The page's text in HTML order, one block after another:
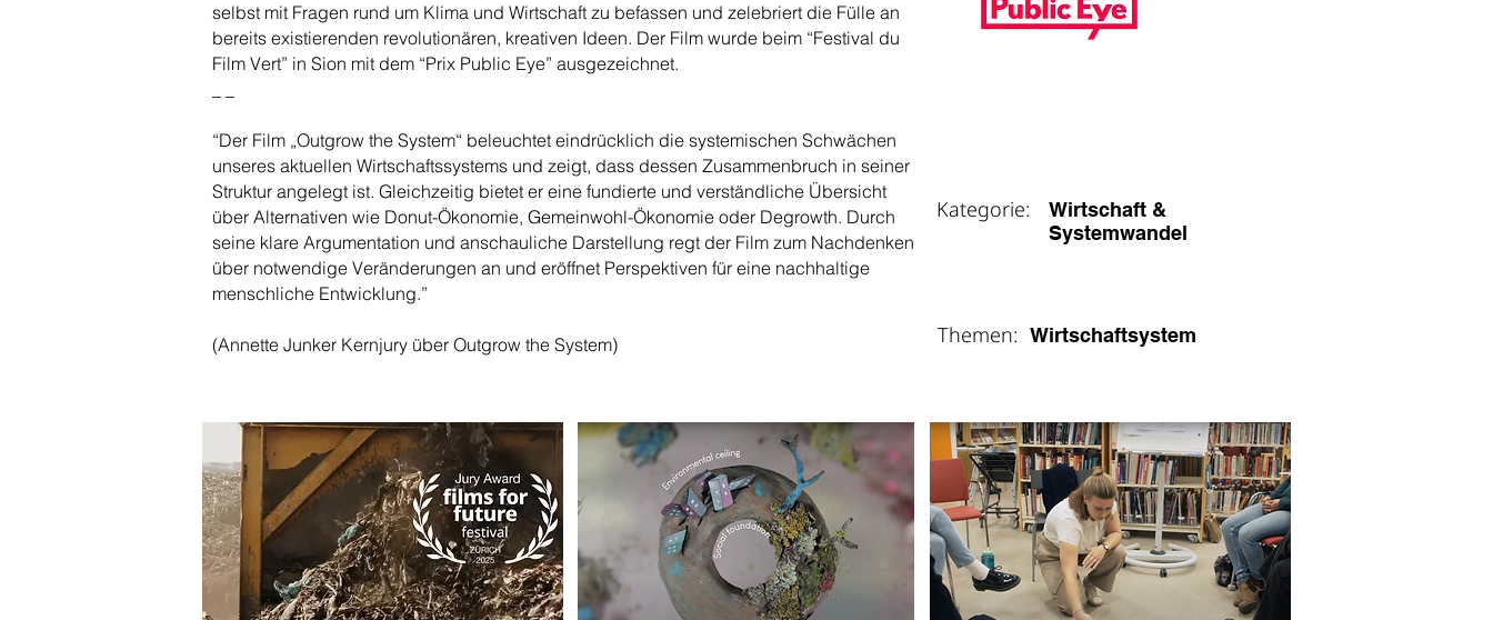
selbst mit Fragen rund um Klima und Wirtschaft zu befassen und zelebriert die Fülle an
bereits existierenden revolutionären, kreativen Ideen. Der Film wurde beim “Festival du
Film Vert” in Sion mit dem “Prix Public Eye” ausgezeichnet.
“Der Film „Outgrow the System“ beleuchtet eindrücklich die systemischen Schwächen
unseres aktuellen Wirtschaftssystems und zeigt, dass dessen Zusammenbruch in seiner
Struktur angelegt ist. Gleichzeitig bietet er eine fundierte und verständliche Übersicht
über Alternativen wie Donut-Ökonomie, Gemeinwohl-Ökonomie oder Degrowth. Durch
seine klare Argumentation und anschauliche Darstellung regt der Film zum Nachdenken
über notwendige Veränderungen an und eröffnet Perspektiven für eine nachhaltige
menschliche Entwicklung.”
(Annette Junker Kernjury über Outgrow the System)
Kategorie:
Wirtschaft &
Systemwandel
Themen: Wirtschaftsystem